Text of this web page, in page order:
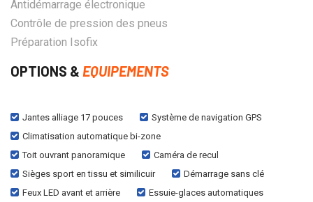
Antidémarrage électronique
Contrôle de pression des pneus
Préparation Isofix
OPTIONS & EQUIPEMENTS
Jantes alliage 17 pouces
Système de navigation GPS
Climatisation automatique bi-zone
Toit ouvrant panoramique
Caméra de recul
Sièges sport en tissu et similicuir
Démarrage sans clé
Feux LED avant et arrière
Essuie-glaces automatiques